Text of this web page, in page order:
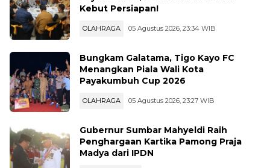
OLAHRAGA 05 Agustus 2026, 23:34 WIB
Menangkan Piala Wali Kota
Payakumbuh Cup 2026
OLAHRAGA 05 Agustus 2026, 23:27 WIB
Penghargaan Kartika Pamong Praja
Madya dari IPDN
PEMERINTAHAN 05 Agustus 2026, 22:42 WIB